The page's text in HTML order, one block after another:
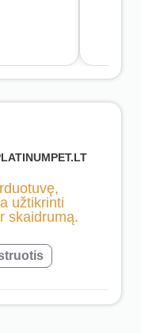
užtikrinti
skaidrumą.